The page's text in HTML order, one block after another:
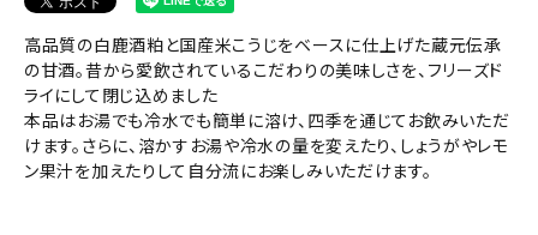
高品質の白鹿酒粕と国産米こうじをベースに仕上げた蔵元伝承
の甘酒。昔から愛飲されているこだわりの美味しさを、フリーズド
ライにして閉じ込めました
本品はお湯でも冷水でも簡単に溶け、四季を通じてお飲みいただ
けます。さらに、溶かすお湯や冷水の量を変えたり、しょうがやレモ
ン果汁を加えたりして自分流にお楽しみいただけます。